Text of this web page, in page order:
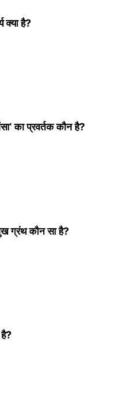
क्या है?
का प्रवर्तक कौन है?
ग्रंथ कौन सा है?
है?